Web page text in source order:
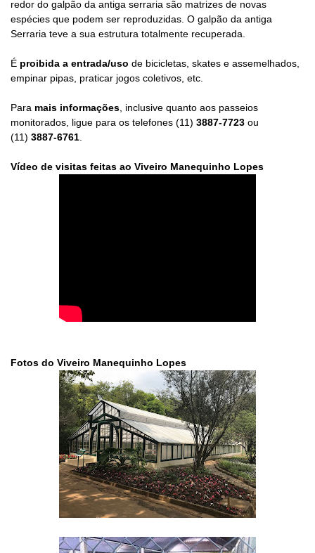
redor do galpão da antiga serraria são matrizes de novas
espécies que podem ser reproduzidas. O galpão da antiga
Serraria teve a sua estrutura totalmente recuperada.
É proibida a entrada/uso de bicicletas, skates e assemelhados,
empinar pipas, praticar jogos coletivos, etc.
Para mais informações , inclusive quanto aos passeios
monitorados, ligue para os telefones (11) 3887-7723 ou
(11) 3887-6761
Vídeo de visitas feitas ao Viveiro Manequinho Lopes
Fotos do Viveiro Manequinho Lopes